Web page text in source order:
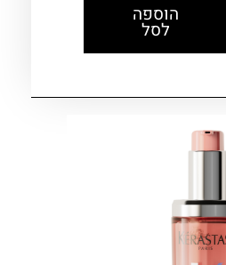
הוספה
לסל